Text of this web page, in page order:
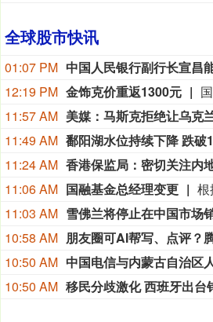
全球股市快讯
01:07 PM
12:19 PM 金饰克价重返1300元
11:57 AM
11:49 AM 鄱阳湖水位持续下降 跌破
11:24 AM 香港保监局：密切关注内
11:06 AM 国融基金总经理变更
11:03 AM
10:58 AM
10:50 AM
10:50 AM 移民分歧激化 西班牙出台